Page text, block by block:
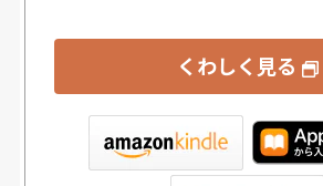
くわしく見る